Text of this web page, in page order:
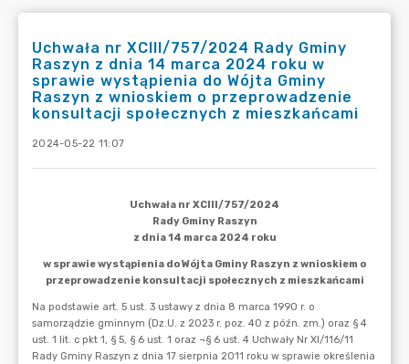
Uchwała nr XCIII/757/2024 Rady Gminy
Raszyn z dnia 14 marca 2024 roku w
sprawie wystąpienia do Wójta Gminy
Raszyn z wnioskiem o przeprowadzenie
konsultacji społecznych z mieszkańcami
2024-05-22 11:07